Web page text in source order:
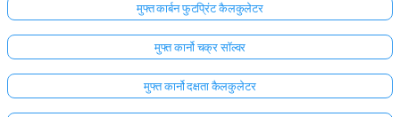
मुफ्त कार्बन फुटप्रिंट कैलकुलेटर
मुफ्त कार्नो चक्र सॉल्वर
मुफ्त कार्नो दक्षता कैलकुलेटर